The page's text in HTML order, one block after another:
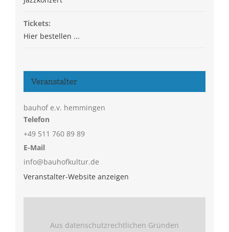
Tickets:
Hier bestellen ...
Veranstalter
bauhof e.v. hemmingen
Telefon
+49 511 760 89 89
E-Mail
info@bauhofkultur.de
Veranstalter-Website anzeigen
Aus datenschutzrechtlichen Gründen